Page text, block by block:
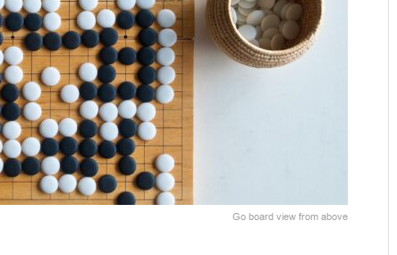
Go board view from above